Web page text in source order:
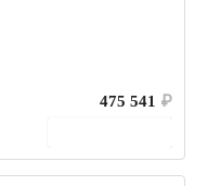
475 541 ₽